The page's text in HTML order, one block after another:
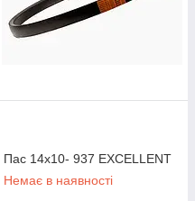
Пас 14х10- 937 EXCELLENT
Немає в наявності